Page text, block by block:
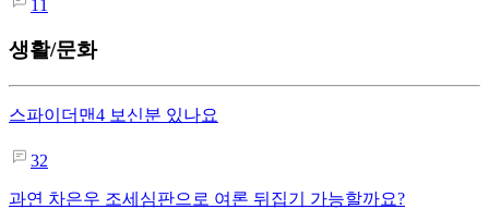
11
생활/문화
스파이더맨4 보신분 있나요
32
과연 차은우 조세심판으로 여론 뒤집기 가능할까요?